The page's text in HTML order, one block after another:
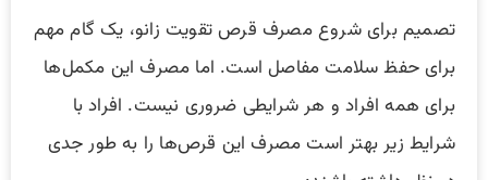
تصمیم برای شروع مصرف قرص تقویت زانو، یک گام مهم
برای حفظ سلامت مفاصل است. اما مصرف این مکمل‌ها
برای همه افراد و هر شرایطی ضروری نیست. افراد با
شرایط زیر بهتر است مصرف این قرص‌ها را به طور جدی